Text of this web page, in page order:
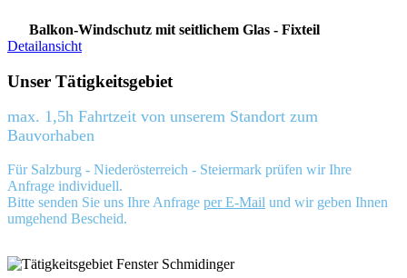
Balkon-Windschutz mit seitlichem Glas - Fixteil
Detailansicht
Unser Tätigkeitsgebiet
max. 1,5h Fahrtzeit von unserem Standort zum
Bauvorhaben
Für Salzburg - Niederösterreich - Steiermark prüfen wir Ihre
Anfrage individuell.
Bitte senden Sie uns Ihre Anfrage per E-Mail und wir geben Ihnen
umgehend Bescheid.